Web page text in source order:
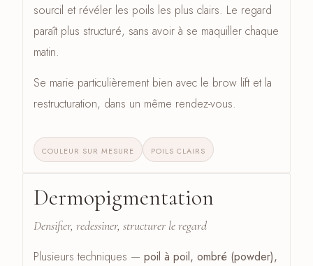
sourcil et révéler les poils les plus clairs. Le regard
paraît plus structuré, sans avoir à se maquiller chaque
matin.
Se marie particulièrement bien avec le brow lift et la
restructuration, dans un même rendez-vous.
COULEUR SUR MESURE POILS CLAIRS
CÔTÉ SOURCILS · 04
Dermopigmentation
Densifier, redessiner, structurer le regard
Plusieurs techniques — poil à poil, ombré (powder),